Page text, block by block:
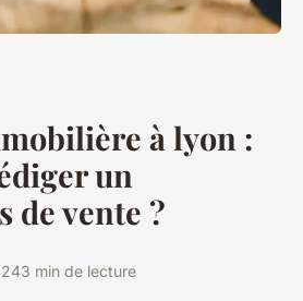
à lyon :
un
de vente ?
3 min de lecture